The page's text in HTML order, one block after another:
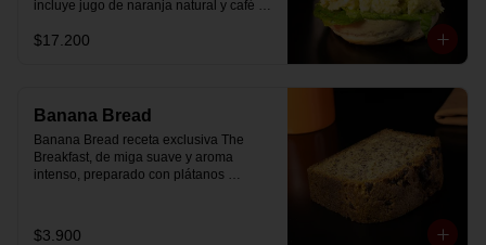
incluye jugo de naranja natural y café o
$17.200
Banana Bread
Banana Bread receta exclusiva The
Breakfast, de miga suave y aroma
intenso, preparado con plátanos
$3.900